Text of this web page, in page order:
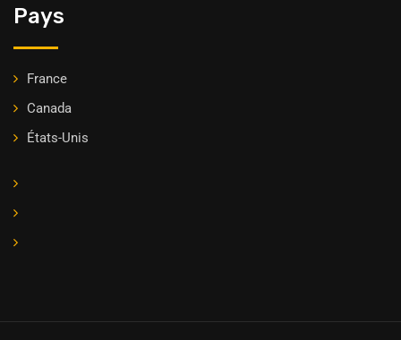
Pays
France
Canada
États-Unis